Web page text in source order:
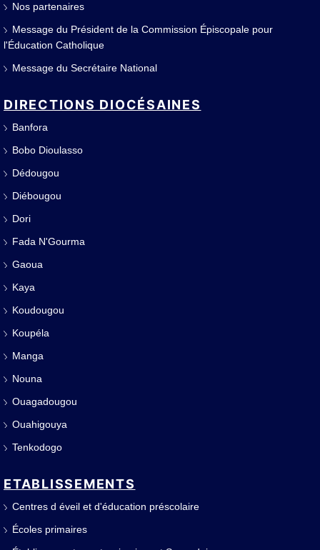
Nos partenaires
Message du Président de la Commission Épiscopale pour
l'Éducation Catholique
Message du Secrétaire National
DIRECTIONS DIOCÉSAINES
Banfora
Bobo Dioulasso
Dédougou
Diébougou
Dori
Fada N'Gourma
Gaoua
Kaya
Koudougou
Koupéla
Manga
Nouna
Ouagadougou
Ouahigouya
Tenkodogo
ETABLISSEMENTS
Centres d éveil et d'éducation préscolaire
Écoles primaires